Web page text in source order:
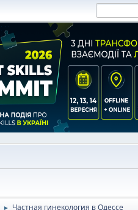
► Частная гинекология в Одессе